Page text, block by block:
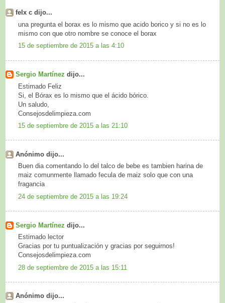
felx c dijo...
una pregunta el borax es lo mismo que acido borico y si no es lo
mismo con que otro nombre se conoce el borax
15 de septiembre de 2015 a las 4:10
Sergio Martínez dijo...
Estimado Feliz
Si, el Bórax es lo mismo que el ácido bórico.
Un saludo,
Consejosdelimpieza.com
15 de septiembre de 2015 a las 21:10
Anónimo dijo...
Buen dia comentando lo del talco de bebe es tambien harina de
maiz comunmente llamado fecula de maiz solo que con una
fragancia
24 de septiembre de 2015 a las 19:24
Sergio Martínez dijo...
Estimado lector
Gracias por tu puntualización y gracias por seguirnos!
Consejosdelimpieza.com
28 de septiembre de 2015 a las 15:11
Anónimo dijo...